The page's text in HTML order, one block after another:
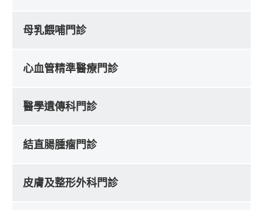
母乳餵哺門診
心血管精準醫療門診
醫學遺傳科門診
結直腸腫瘤門診
皮膚及整形外科門診